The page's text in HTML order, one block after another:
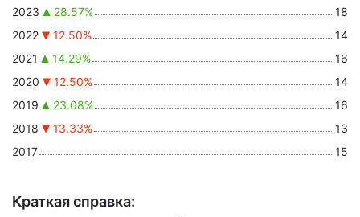
2023
28.57%
18
2022
12.50%
14
2021
14.29%
16
2020
12.50%
14
2019
23.08%
16
2018
13.33%
13
2017
15
Краткая справка: